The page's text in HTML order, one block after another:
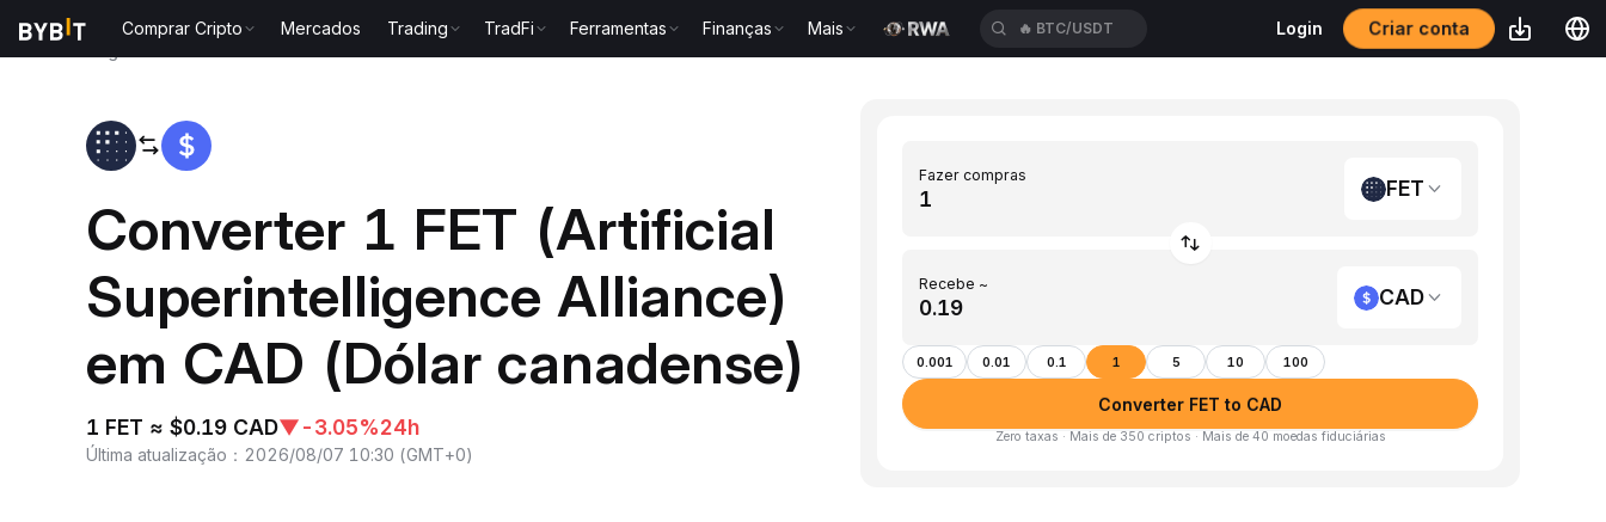
Comprar Cripto Mercados Trading TradFi Ferramentas Finanças Mais 🔥 ETH/USDT Login Criar conta
Converter 1 FET (Artificial
Superintelligence Alliance)
em CAD (Dólar canadense)
1 FET ≈ $0.19 CAD▼-3.05%24h
Última atualização ： 2026/08/07 10:30 (GMT+0)
Fazer compras
FET
Recebe ~
CAD
0.001 0.01 0.1 1 5 10 100
Converter FET to CAD
Zero taxas · Mais de 350 criptos · Mais de 40 moedas fiduciárias